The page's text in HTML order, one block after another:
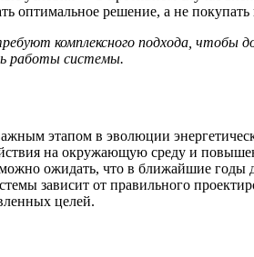
оптимальное решение, а не
комплексного подхода, чтобы
работы системы.
этапом в эволюции
на окружающую среду и
ожидать, что в ближайшие годы
зависит от правильного
целей.